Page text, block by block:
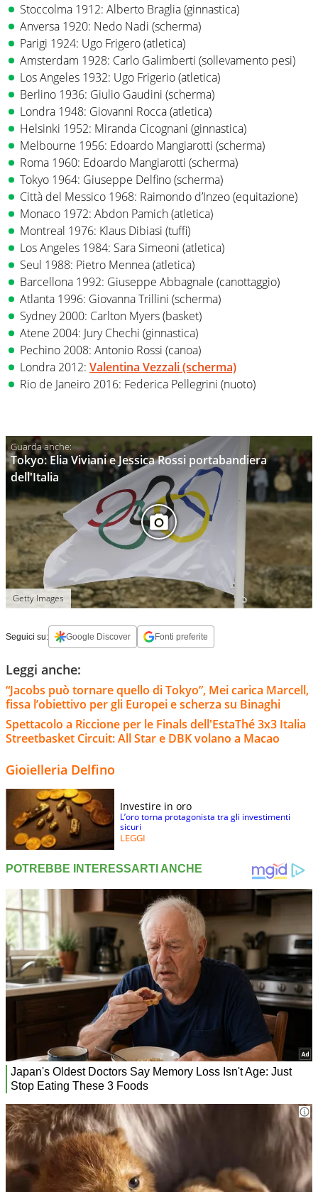
Stoccolma 1912: Alberto Braglia (ginnastica)
Anversa 1920: Nedo Nadi (scherma)
Parigi 1924: Ugo Frigero (atletica)
Amsterdam 1928: Carlo Galimberti (sollevamento pesi)
Los Angeles 1932: Ugo Frigerio (atletica)
Berlino 1936: Giulio Gaudini (scherma)
Londra 1948: Giovanni Rocca (atletica)
Helsinki 1952: Miranda Cicognani (ginnastica)
Melbourne 1956: Edoardo Mangiarotti (scherma)
Roma 1960: Edoardo Mangiarotti (scherma)
Tokyo 1964: Giuseppe Delfino (scherma)
Città del Messico 1968: Raimondo d’Inzeo (equitazione)
Monaco 1972: Abdon Pamich (atletica)
Montreal 1976: Klaus Dibiasi (tuffi)
Los Angeles 1984: Sara Simeoni (atletica)
Seul 1988: Pietro Mennea (atletica)
Barcellona 1992: Giuseppe Abbagnale (canottaggio)
Atlanta 1996: Giovanna Trillini (scherma)
Sydney 2000: Carlton Myers (basket)
Atene 2004: Jury Chechi (ginnastica)
Pechino 2008: Antonio Rossi (canoa)
Londra 2012: Valentina Vezzali (scherma)
Rio de Janeiro 2016: Federica Pellegrini (nuoto)
Tokyo: Elia Viviani e Jessica Rossi portabandiera
dell'Italia
Getty Images
Seguici su: Google Discover Fonti preferite
Leggi anche:
“Jacobs può tornare quello di Tokyo”, Mei carica Marcell,
fissa l’obiettivo per gli Europei e scherza su Binaghi
Spettacolo a Riccione per le Finals dell'EstaThé 3x3 Italia
Streetbasket Circuit: All Star e DBK volano a Macao
Gioielleria Delfino
Investire in oro
L’oro torna protagonista tra gli investimenti
sicuri
LEGGI